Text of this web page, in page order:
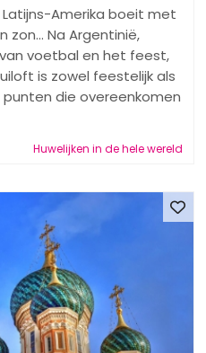
Latijns-Amerika boeit met
zon... Na Argentinië,
voetbal en het feest,
is zowel feestelijk als
punten die overeenkomen
Huwelijken in de hele wereld